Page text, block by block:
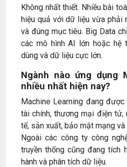
Không nhất thiết. Nhiều bài
hiệu quả với dữ liệu vừa phải
và đúng mục tiêu. Big Data
các mô hình AI lớn hoặc hệ
dùng và dữ liệu cực lớn.
Ngành nào ứng dụng
nhiều nhất hiện nay?
Machine Learning đang
tài chính, thương mại điện
tế, sản xuất, bảo mật mạng
Ngoài các công ty công
truyền thống cũng đang tích
hành và phân tích dữ liệu.